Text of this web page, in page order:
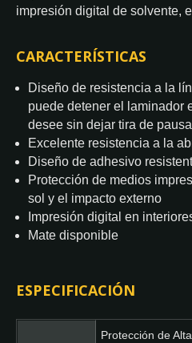
impresión digital de solvente,
CARACTERÍSTICAS
Diseño de resistencia a la
puede detener el laminador
desee sin dejar tira de pausa
Excelente resistencia a la
Diseño de adhesivo
Protección de medios
sol y el impacto externo
Impresión digital en
Mate disponible
ESPECIFICACIÓN
Protección de